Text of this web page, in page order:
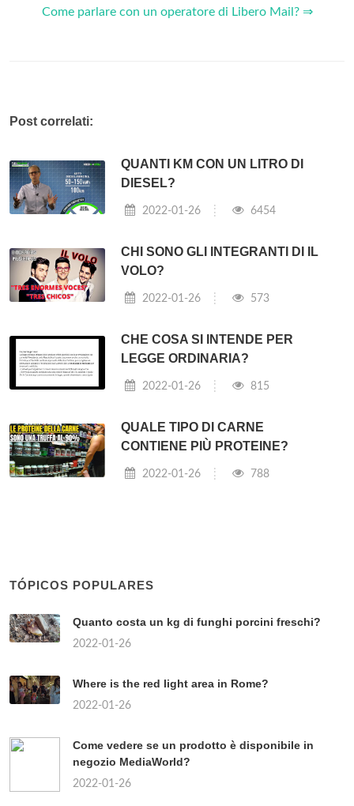
Come parlare con un operatore di Libero Mail? ⇒
Post correlati:
QUANTI KM CON UN LITRO DI
DIESEL?
2022-01-26 6454
CHI SONO GLI INTEGRANTI DI IL
VOLO?
2022-01-26 573
CHE COSA SI INTENDE PER
LEGGE ORDINARIA?
2022-01-26 815
QUALE TIPO DI CARNE
CONTIENE PIÙ PROTEINE?
2022-01-26 788
TÓPICOS POPULARES
Quanto costa un kg di funghi porcini freschi?
2022-01-26
Where is the red light area in Rome?
2022-01-26
Come vedere se un prodotto è disponibile in
negozio MediaWorld?
2022-01-26